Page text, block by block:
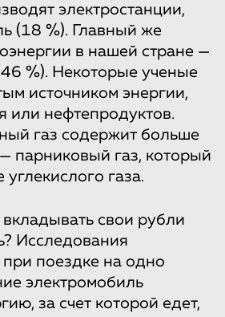
электростанции,
(18 %). Главный же
в нашей стране —
%). Некоторые ученые
источником энергии,
или нефтепродуктов.
газ содержит больше
парниковый газ, который
газа.
свои рубли
Исследования
при поездке на одно
электромобиль
за счет которой едет,